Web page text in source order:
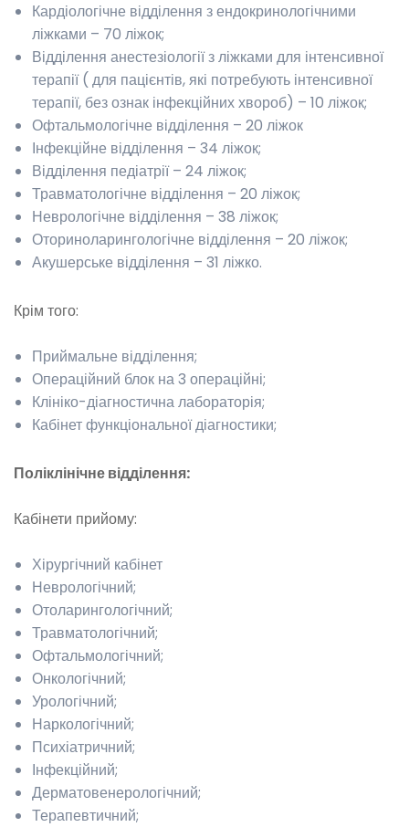
Кардіологічне відділення з ендокринологічними
ліжками – 70 ліжок;
Відділення анестезіології з ліжками для інтенсивної
терапії ( для пацієнтів, які потребують інтенсивної
терапії, без ознак інфекційних хвороб) – 10 ліжок;
Офтальмологічне відділення – 20 ліжок
Інфекційне відділення – 34 ліжок;
Відділення педіатрії – 24 ліжок;
Травматологічне відділення – 20 ліжок;
Неврологічне відділення – 38 ліжок;
Оториноларингологічне відділення – 20 ліжок;
Акушерське відділення – 31 ліжко.
Крім того:
Приймальне відділення;
Операційний блок на 3 операційні;
Клініко-діагностична лабораторія;
Кабінет функціональної діагностики;
Поліклінічне відділення:
Кабінети прийому:
Хірургічний кабінет
Неврологічний;
Отоларингологічний;
Травматологічний;
Офтальмологічний;
Онкологічний;
Урологічний;
Наркологічний;
Психіатричний;
Інфекційний;
Дерматовенерологічний;
Терапевтичний;